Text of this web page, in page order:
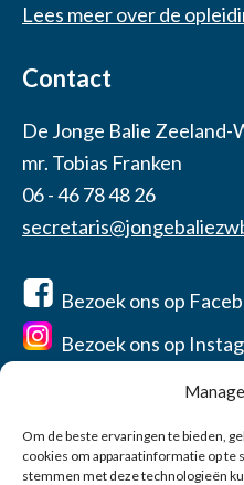
Om de beste ervaringen te bieden,
cookies om apparaatinformatie op te
stemmen met deze technologieën
Lees meer over de
Contact
De Jonge Balie
mr. Tobias Franken
06 - 46 78 48 26
Bezoek ons op
Bezoek ons op
Home